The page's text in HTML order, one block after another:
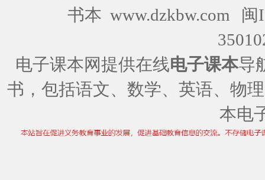
书本 www.dzkbw.com
闽
电子课本网提供在线电子课本导
书，包括语文、数学、英语、物
本电